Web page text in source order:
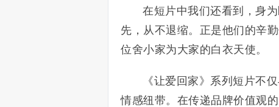
在短片中我们还看到，身
先，从不退缩。正是他们的辛
位舍小家为大家的白衣天使。
《让爱回家》系列短片不
情感纽带。在传递品牌价值观